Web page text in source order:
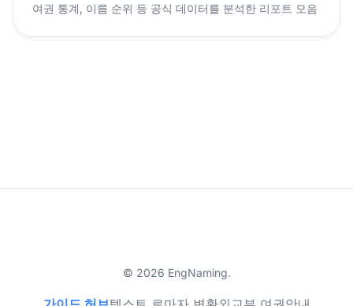
여권 통계, 이름 순위 등 공식 데이터를 분석한 리포트 모음
© 2026 EngNaming.